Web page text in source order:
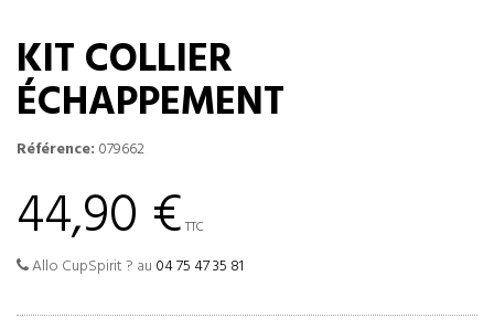
KIT COLLIER
ÉCHAPPEMENT
Référence: 079662
44,90 € TTC
Allo CupSpirit ? au 04 75 47 35 81